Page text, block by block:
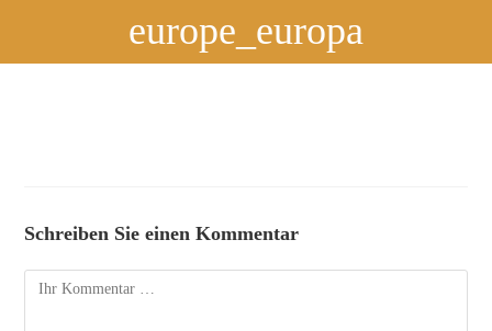
europe_europa
Schreiben Sie einen Kommentar